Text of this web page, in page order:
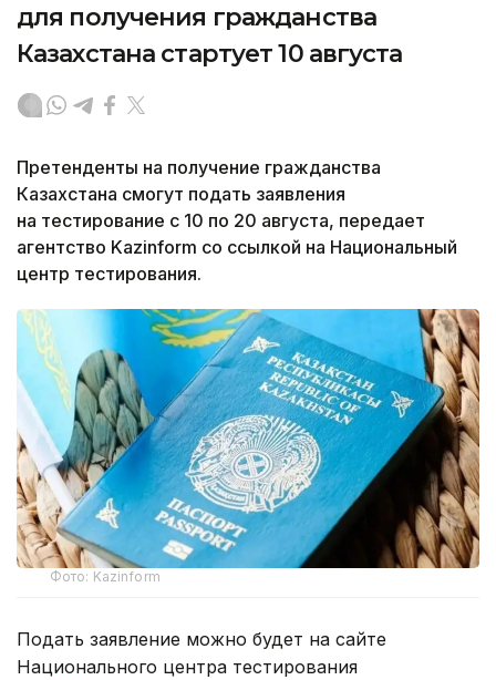
для получения гражданства
Казахстана стартует 10 августа
Претенденты на получение гражданства
Казахстана смогут подать заявления
на тестирование с 10 по 20 августа, передает
агентство Kazinform со ссылкой на Национальный
центр тестирования.
Фото: Kazinform
Подать заявление можно будет на сайте
Национального центра тестирования